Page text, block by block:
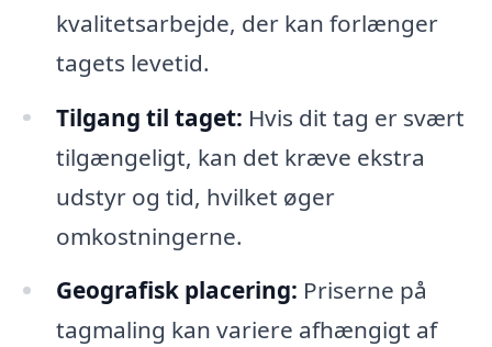
kvalitetsarbejde, der kan forlænger
tagets levetid.
Tilgang til taget: Hvis dit tag er svært
tilgængeligt, kan det kræve ekstra
udstyr og tid, hvilket øger
omkostningerne.
Geografisk placering: Priserne på
tagmaling kan variere afhængigt af